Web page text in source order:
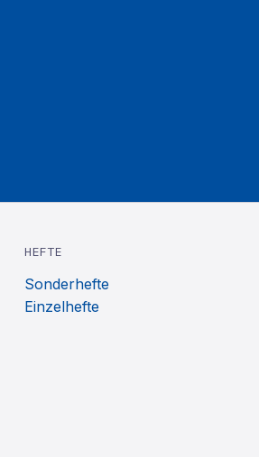
HEFTE
Sonderhefte
Einzelhefte